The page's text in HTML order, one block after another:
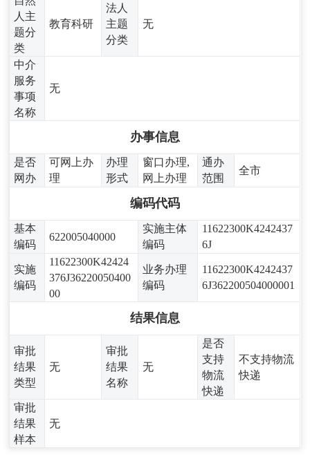
人主
题分
类
教育科研
法人
主题
分类
无
中介
服务
事项
名称
无
办事信息
是否
网办
可网上办
理
办理
形式
窗口办理,
网上办理
通办
范围
全市
编码代码
基本
编码
622005040000
实施主体
编码
11622300K4242437
6J
实施
编码
11622300K42424
376J36220050400
00
业务办理
编码
11622300K4242437
6J362200504000001
结果信息
审批
结果
类型
无
审批
结果
名称
无
是否
支持
物流
快递
不支持物流
快递
审批
结果
样本
无